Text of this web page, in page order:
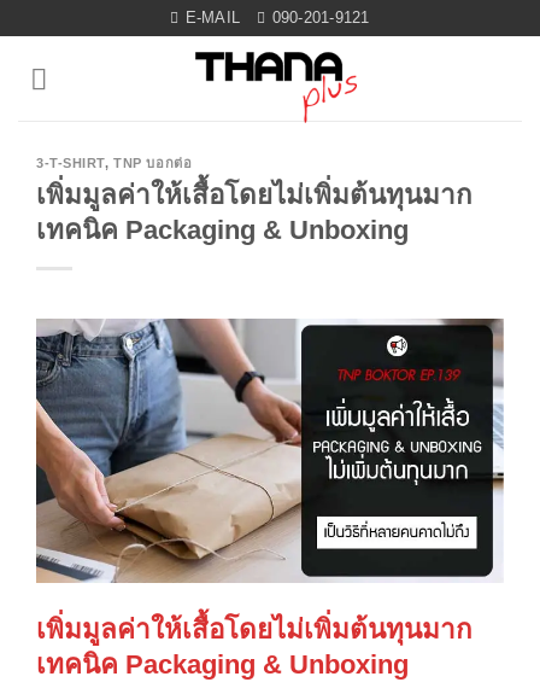
content
E-MAIL 090-201-9121
3-T-SHIRT,TNP บอกต่อ
เพิ่มมูลค่าให้เสื้อโดยไม่เพิ่มต้นทุนมาก
เทคนิค Packaging & Unboxing
เพิ่มมูลค่าให้เสื้อโดยไม่เพิ่มต้นทุนมาก
เทคนิค Packaging & Unboxing